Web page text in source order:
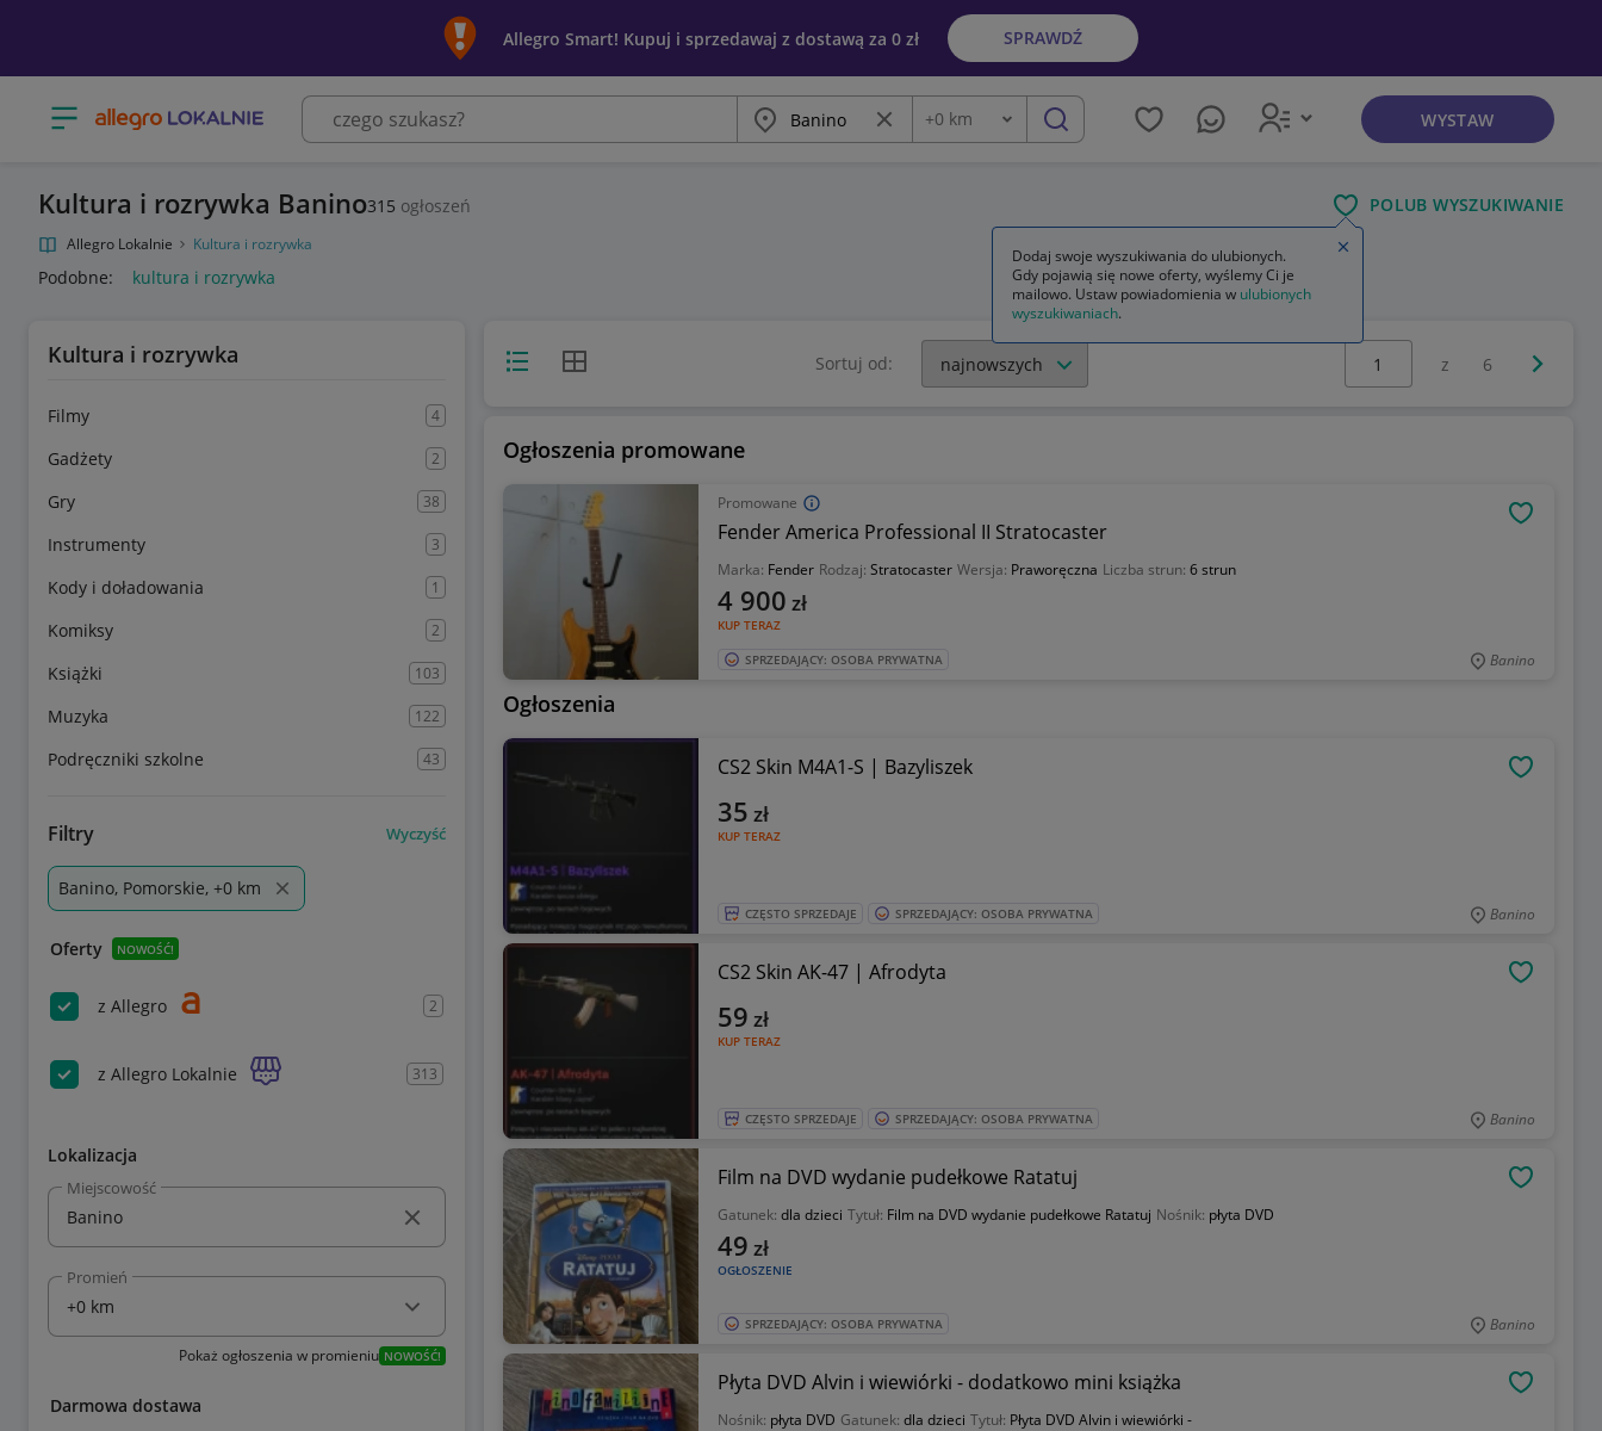
Allegro Smart! Kupuj i sprzedawaj z dostawą za 0 zł SPRAWDŹ
Otwórz menu z kategoriami Miasto Wyczyść frazę
Odległość
+0 km szukaj WYSTAW
Kultura i rozrywka Banino315 ogłoszeń POLUB WYSZUKIWANIE
Allegro Lokalnie Kultura i rozrywka
Podobne: kultura i rozrywka
Kultura i rozrywka
Filmy 4
Gadżety 2
Gry 38
Instrumenty 3
Kody i doładowania 1
Komiksy 2
Książki 103
Muzyka 122
Podręczniki szkolne 43
Filtry Wyczyść
Banino, Pomorskie, +0 km
Oferty NOWOŚĆ!
z Allegro 2
z Allegro Lokalnie 313
Lokalizacja
Miejscowość
Promień
Pokaż ogłoszenia w promieniu NOWOŚĆ!
Darmowa dostawa
Widok listyWidok siatki Sortuj od:
Wybierz stronę:
z 6
Ogłoszenia promowane
Promowane
Fender America Professional II Stratocaster
Marka: Fender Rodzaj: Stratocaster Wersja: Praworęczna Liczba strun: 6 strun
KUP TERAZ
4 900 zł
SPRZEDAJĄCY: OSOBA PRYWATNA Banino
Ogłoszenia
CS2 Skin M4A1-S | Bazyliszek
KUP TERAZ
35 zł
CZĘSTO SPRZEDAJE SPRZEDAJĄCY: OSOBA PRYWATNA Banino
CS2 Skin AK-47 | Afrodyta
KUP TERAZ
59 zł
CZĘSTO SPRZEDAJE SPRZEDAJĄCY: OSOBA PRYWATNA Banino
Film na DVD wydanie pudełkowe Ratatuj
Gatunek: dla dzieci Tytuł: Film na DVD wydanie pudełkowe Ratatuj Nośnik: płyta DVD
OGŁOSZENIE
49 zł
SPRZEDAJĄCY: OSOBA PRYWATNA Banino
Płyta DVD Alvin i wiewiórki - dodatkowo mini książka
Nośnik: płyta DVD Gatunek: dla dzieci Tytuł: Płyta DVD Alvin i wiewiórki -
Dodaj swoje wyszukiwania do ulubionych.
Gdy pojawią się nowe oferty, wyślemy Ci je
mailowo. Ustaw powiadomienia w ulubionych
wyszukiwaniach.
Zamknij wskazówkę